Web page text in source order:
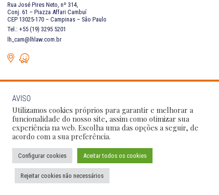
Rua José Pires Neto, nº 314,
Conj. 61 – Piazza Affari Cambuí
CEP 13025-170 – Campinas – São Paulo
Tel.: +55 (19) 3295 5201
lh_cam@lhlaw.com.br
FALE CONOSCO
Siga as nossas redes sociais:
Política de Privacidade Condições de Uso
AVISO
Utilizamos cookies próprios para garantir e melhorar a
funcionalidade do nosso site, assim como otimizar sua
experiência na web. Escolha uma das opções a seguir, de
acordo com a sua preferência.
Configurar cookies Aceitar todos os cookies
Rejeitar cookies não necessários